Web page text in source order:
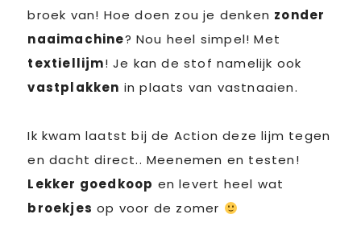
broek van! Hoe doen zou je denken zonder
naaimachine? Nou heel simpel! Met
textiellijm! Je kan de stof namelijk ook
vastplakken in plaats van vastnaaien.
Ik kwam laatst bij de Action deze lijm tegen
en dacht direct.. Meenemen en testen!
Lekker goedkoop en levert heel wat
broekjes op voor de zomer